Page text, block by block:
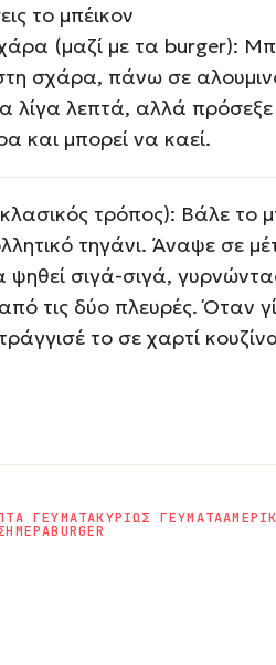
το μπέικον
(μαζί με τα burger):
σχάρα, πάνω σε
λίγα λεπτά, αλλά πρόσεξε
και μπορεί να καεί.
τρόπος): Βάλε το
τηγάνι. Άναψε σε
σιγά-σιγά,
τις δύο πλευρές. Όταν
το σε χαρτί
ΓΕΥΜΑΤΑΚΥΡΙΩΣ ΓΕΥΜΑΤΑ
BURGER